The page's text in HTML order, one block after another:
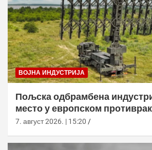
ВОЈНА ИНДУСТРИЈА
Пољска одбрамбена
место у европском
7. август 2026. | 15:20